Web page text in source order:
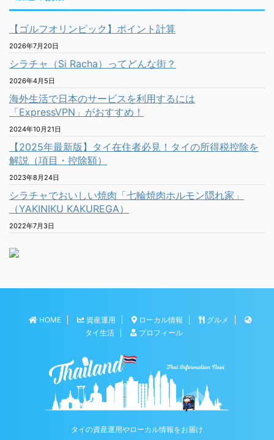
【ゴルフオリンピック】ポイント計算
2026年7月20日
シラチャ（Si Racha）ってどんな街？
2026年4月5日
海外生活で日本のサービスを利用するには
「ExpressVPN」がおすすめ！
2024年10月21日
【2025年最新版】タイ在住者必見！タイの所得税控除を
解説（項目・控除額）
2023年8月24日
シラチャでおいしい焼肉「七輪焼肉ホルモン隠れ家」
（YAKINIKU KAKUREGA）
2022年7月3日
HOME 資産運用 ローカル情報
グルメ
タイ生活
プロフィール
タイの資産運用やローカル情報をお届け